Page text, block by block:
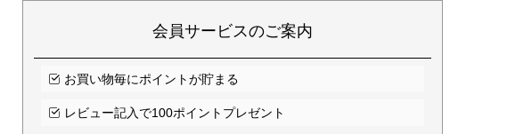
会員サービスのご案内
お買い物毎にポイントが貯まる
レビュー記入で100ポイントプレゼント